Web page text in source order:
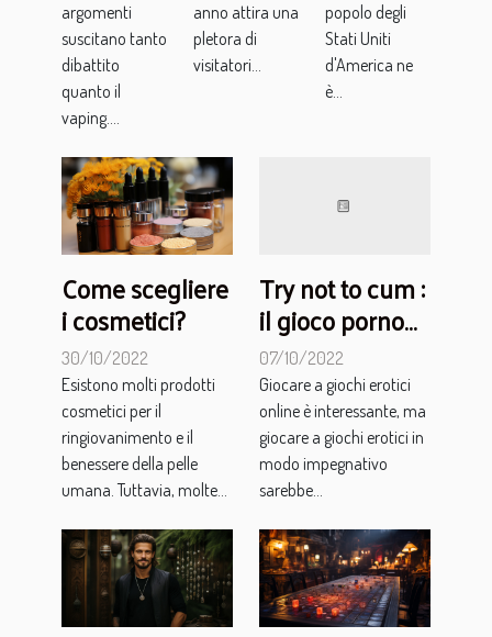
argomenti
suscitano tanto
dibattito
quanto il
vaping....
anno attira una
pletora di
visitatori...
popolo degli
Stati Uniti
d'America ne
è...
Come scegliere
i cosmetici?
30/10/2022
Esistono molti prodotti
cosmetici per il
ringiovanimento e il
benessere della pelle
umana. Tuttavia, molte...
Try not to cum :
il gioco porno
che ti fa
sborrare in 30
secondi
07/10/2022
Giocare a giochi erotici
online è interessante, ma
giocare a giochi erotici in
modo impegnativo
sarebbe...